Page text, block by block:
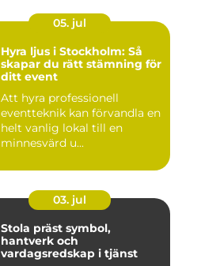
05. jul
Hyra ljus i Stockholm: Så
skapar du rätt stämning för
ditt event
Att hyra professionell
eventteknik kan förvandla en
helt vanlig lokal till en
minnesvärd u...
03. jul
Stola präst symbol,
hantverk och
vardagsredskap i tjänst